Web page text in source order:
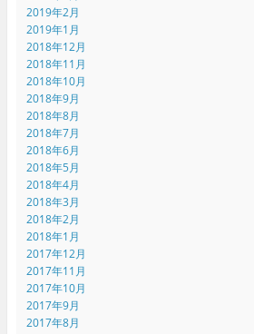
2019年2月
2019年1月
2018年12月
2018年11月
2018年10月
2018年9月
2018年8月
2018年7月
2018年6月
2018年5月
2018年4月
2018年3月
2018年2月
2018年1月
2017年12月
2017年11月
2017年10月
2017年9月
2017年8月